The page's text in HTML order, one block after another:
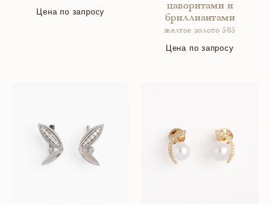
Цена по запросу
цаворитами и
бриллиантами
желтое золото 585
Цена по запросу